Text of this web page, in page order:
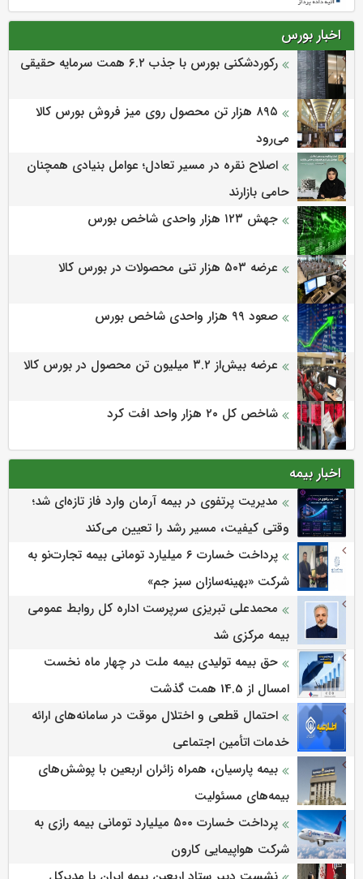
اخبار بورس
رکوردشکنی بورس با جذب ۶.۲ همت سرمایه حقیقی
۸۹۵ هزار تن محصول روی میز فروش بورس کالا
می‌‌رود
اصلاح نقره در مسیر تعادل؛ عوامل بنیادی همچنان
حامی بازارند
جهش ۱۲۳ هزار واحدی شاخص بورس
عرضه ۵۰۳ هزار تنی محصولات در بورس کالا
صعود ۹۹ هزار واحدی شاخص بورس
عرضه بیش‌از ۳.۲ میلیون تن محصول در بورس کالا
شاخص کل ۲۰ هزار واحد افت کرد
اخبار بیمه
مدیریت پرتفوی در بیمه آرمان وارد فاز تازه‌ای شد؛
وقتی کیفیت، مسیر رشد را تعیین می‌کند
پرداخت خسارت ۶ میلیارد تومانی بیمه تجارت‌نو به
شرکت «بهینه‌سازان سبز جم»
محمدعلی تبریزی سرپرست اداره كل روابط عمومی
بیمه مركزی شد
حق بیمه تولیدی بیمه ملت در چهار ماه نخست
امسال از 14.5 همت گذشت
احتمال قطعی و اختلال موقت در سامانه‌های ارائه
خدمات اتأمین اجتماعی
بیمه پارسیان، همراه زائران اربعین با پوشش‌های
بیمه‌های مسئولیت
پرداخت خسارت ۵۰۰ میلیارد تومانی بیمه رازی به
شرکت هواپیمایی کارون